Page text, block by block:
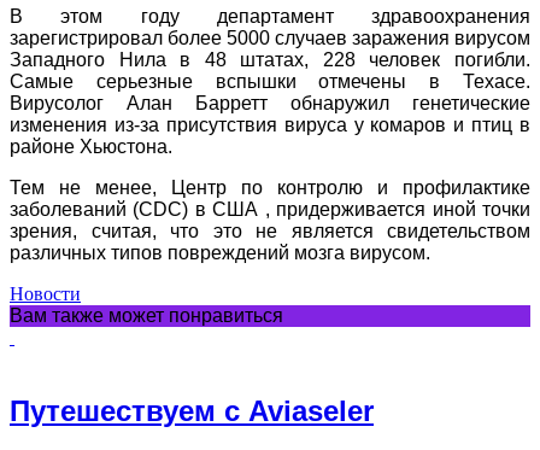
В этом году департамент здравоохранения
зарегистрировал более 5000 случаев заражения вирусом
Западного Нила в 48 штатах, 228 человек погибли.
Самые серьезные вспышки отмечены в Техасе.
Вирусолог Алан Барретт обнаружил генетические
изменения из-за присутствия вируса у комаров и птиц в
районе Хьюстона.
Тем не менее, Центр по контролю и профилактике
заболеваний (CDC) в США , придерживается иной точки
зрения, считая, что это не является свидетельством
различных типов повреждений мозга вирусом.
Новости
Вам также может понравиться
Путешествуем с Aviaseler